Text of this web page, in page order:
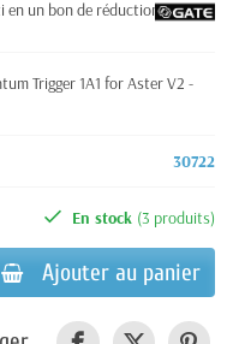
un bon de réduction de
Trigger 1A1 for Aster V2 -
30722
En stock (3 produits)
Ajouter au panier